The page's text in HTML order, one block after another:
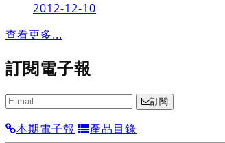
2012-12-10
查看更多...
訂閱電子報
訂閱
本期電子報 產品目錄